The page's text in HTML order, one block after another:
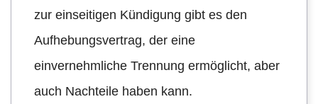
zur einseitigen Kündigung gibt es den
Aufhebungsvertrag, der eine
einvernehmliche Trennung ermöglicht, aber
auch Nachteile haben kann.